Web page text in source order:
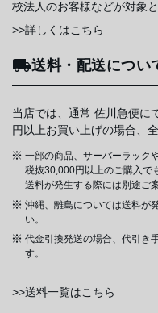
校法人のお客様などが対象
>>詳しくはこちら
送料・配送につい
当店では、通常 佐川急便に
円以上お買い上げの場合、
一部の商品、サーバーラック
税抜30,000円以上のご購入で
送料が発生する際には別途ご
沖縄、離島については送料が
い。
代金引換発送の場合、代引き
す。
>>送料一覧はこちら